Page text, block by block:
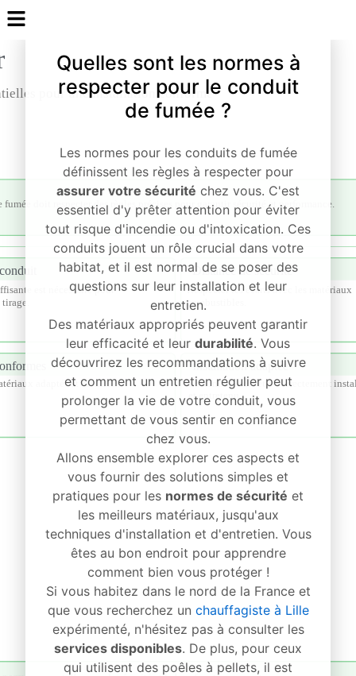
Quelles sont les normes à
respecter pour le conduit
de fumée ?
Les normes pour les conduits de fumée
définissent les règles à respecter pour
assurer votre sécurité chez vous. C'est
essentiel d'y prêter attention pour éviter
tout risque d'incendie ou d'intoxication. Ces
conduits jouent un rôle crucial dans votre
habitat, et il est normal de se poser des
questions sur leur installation et leur
entretien.
Des matériaux appropriés peuvent garantir
leur efficacité et leur durabilité. Vous
découvrirez les recommandations à suivre
et comment un entretien régulier peut
prolonger la vie de votre conduit, vous
permettant de vous sentir en confiance
chez vous.
Allons ensemble explorer ces aspects et
vous fournir des solutions simples et
pratiques pour les normes de sécurité et
les meilleurs matériaux, jusqu'aux
techniques d'installation et d'entretien. Vous
êtes au bon endroit pour apprendre
comment bien vous protéger !
Si vous habitez dans le nord de la France et
que vous recherchez un chauffagiste à Lille
expérimenté, n'hésitez pas à consulter les
services disponibles. De plus, pour ceux
qui utilisent des poêles à pellets, il est